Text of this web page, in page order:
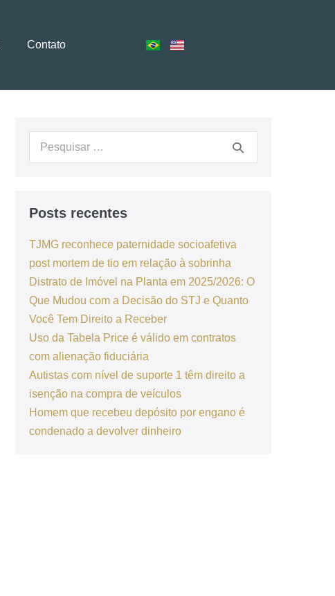
Contato
Posts recentes
TJMG reconhece paternidade socioafetiva
post mortem de tio em relação à sobrinha
Distrato de Imóvel na Planta em 2025/2026: O
Que Mudou com a Decisão do STJ e Quanto
Você Tem Direito a Receber
Uso da Tabela Price é válido em contratos
com alienação fiduciária
Autistas com nível de suporte 1 têm direito a
isenção na compra de veículos
Homem que recebeu depósito por engano é
condenado a devolver dinheiro